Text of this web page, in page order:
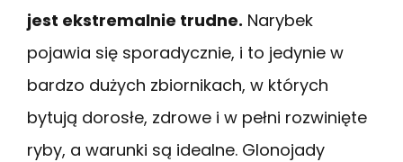
jest ekstremalnie trudne. Narybek
pojawia się sporadycznie, i to jedynie w
bardzo dużych zbiornikach, w których
bytują dorosłe, zdrowe i w pełni rozwinięte
ryby, a warunki są idealne. Glonojady